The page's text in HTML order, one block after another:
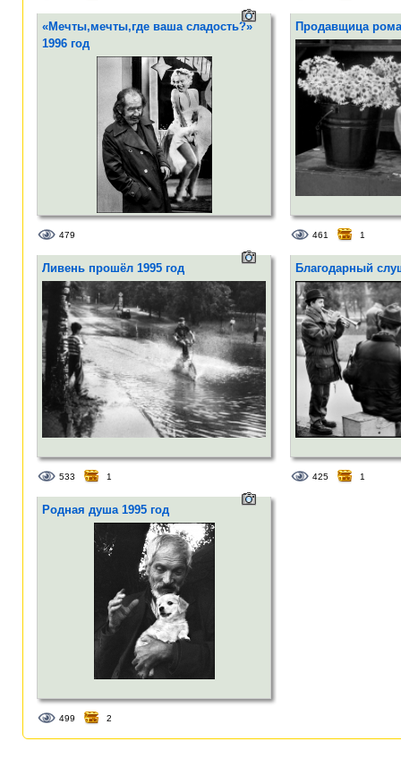
«Мечты,мечты,где ваша сладость?»
1996 год
479
Продавщица
461 1
Ливень прошёл 1995 год
533 1
Благодарный
425 1
Родная душа 1995 год
499 2